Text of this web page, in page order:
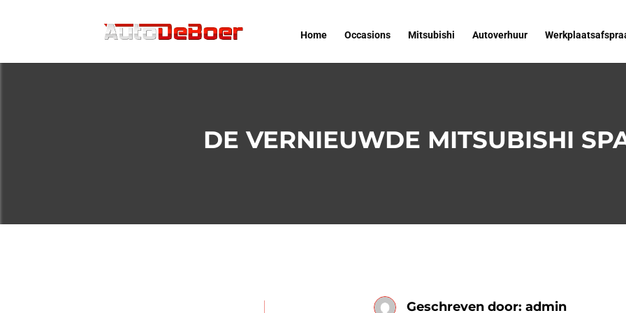
Home Occasions Mitsubishi Autoverhuur
DE VERNIEUWDE MITSUBISHI
DE VERNIEUWDE MITSUBISHI
Geschreven door:admin